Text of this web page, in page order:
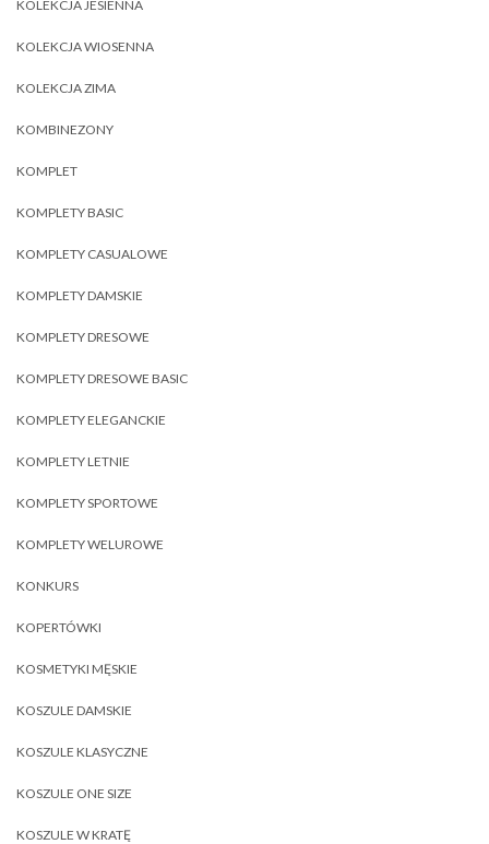
KOLEKCJA JESIENNA
KOLEKCJA WIOSENNA
KOLEKCJA ZIMA
KOMBINEZONY
KOMPLET
KOMPLETY BASIC
KOMPLETY CASUALOWE
KOMPLETY DAMSKIE
KOMPLETY DRESOWE
KOMPLETY DRESOWE BASIC
KOMPLETY ELEGANCKIE
KOMPLETY LETNIE
KOMPLETY SPORTOWE
KOMPLETY WELUROWE
KONKURS
KOPERTÓWKI
KOSMETYKI MĘSKIE
KOSZULE DAMSKIE
KOSZULE KLASYCZNE
KOSZULE ONE SIZE
KOSZULE W KRATĘ